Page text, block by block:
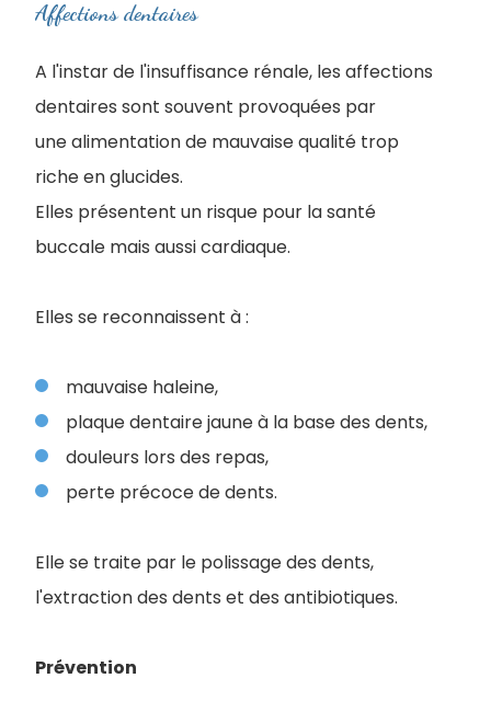
Affections dentaires
A l'instar de l'insuffisance rénale, les affections
dentaires sont souvent provoquées par
une alimentation de mauvaise qualité trop
riche en glucides.
Elles présentent un risque pour la santé
buccale mais aussi cardiaque.
Elles se reconnaissent à :
mauvaise haleine,
plaque dentaire jaune à la base des dents,
douleurs lors des repas,
perte précoce de dents.
Elle se traite par le polissage des dents,
l'extraction des dents et des antibiotiques.
Prévention